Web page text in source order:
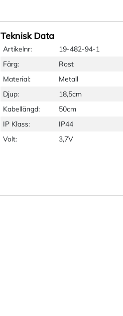
Teknisk Data
Artikelnr: 19-482-94-1
Färg:
Rost
Material:
Metall
Djup:
18,5cm
Kabellängd:
50cm
IP Klass:
IP44
Volt:
3,7V